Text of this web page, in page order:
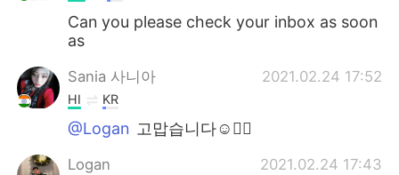
Can you please check your inbox as soon
as
Sania 사니아 2021.02.24 17:52
HI KR
@Logan 고맙습니다☺️✌🏻
Logan 2021.02.24 17:43